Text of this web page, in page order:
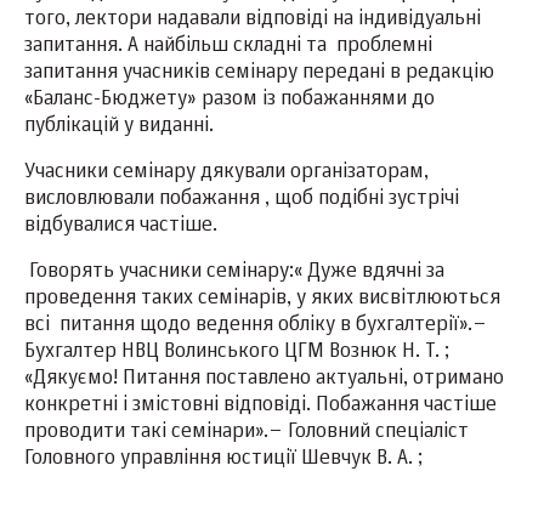
того, лектори надавали відповіді на індивідуальні
запитання. А найбільш складні та проблемні
запитання учасників семінару передані в редакцію
«Баланс-Бюджету» разом із побажаннями до
публікацій у виданні.
Учасники семінару дякували організаторам,
висловлювали побажання , щоб подібні зустрічі
відбувалися частіше.
Говорять учасники семінару:« Дуже вдячні за
проведення таких семінарів, у яких висвітлюються
всі питання щодо ведення обліку в бухгалтерії».–
Бухгалтер НВЦ Волинського ЦГМ Вознюк Н. Т. ;
«Дякуємо! Питання поставлено актуальні, отримано
конкретні і змістовні відповіді. Побажання частіше
проводити такі семінари».– Головний спеціаліст
Головного управління юстиції Шевчук В. А. ;